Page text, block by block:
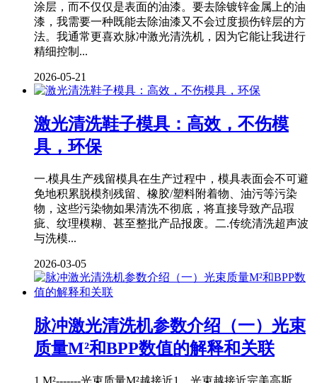
涂层，而不仅仅是表面的油漆。要去除镀锌金属上的油
漆，我需要一种既能去除油漆又不会过度损伤锌层的方
法。我通常更喜欢脉冲激光清洗机，因为它能让我进行
精细控制...
2026-05-21
激光清洗鞋子模具：高效，不伤模
具，环保
一.模具生产残留模具在生产过程中，模具表面会不可避
免地积累脱模剂残留、橡胶/塑料附着物、油污等污染
物，这些污染物如果清洗不彻底，将直接导致产品瑕
疵、纹理模糊、甚至整批产品报废。二.传统清洗超声波
与洗模...
2026-03-05
脉冲激光清洗机参数介绍（一）光束
质量M²和BPP数值的解释和关联
1.M²-------光束质量M²越接近1，光束越接近完美高斯